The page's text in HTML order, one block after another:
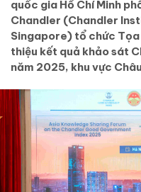
quốc gia Hồ Chí Minh
Chandler (Chandler
Singapore) tổ chức
thiệu kết quả khảo sát
năm 2025, khu vực